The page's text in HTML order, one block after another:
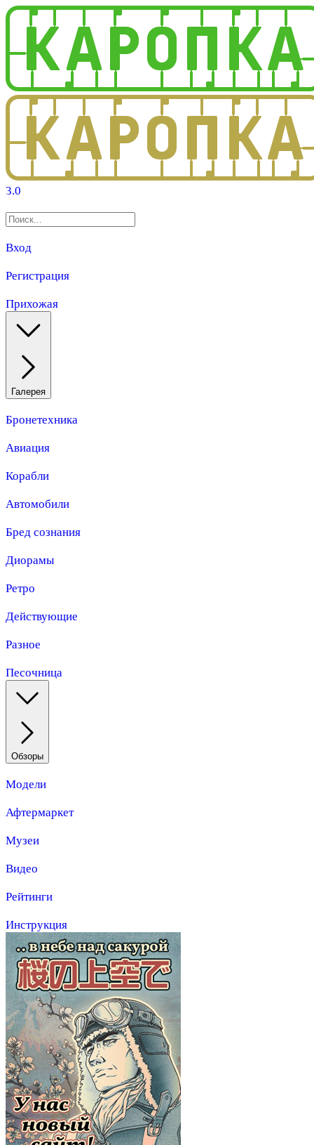
3.0
Вход
Регистрация
Прихожая
Галерея
Бронетехника
Авиация
Корабли
Автомобили
Бред сознания
Диорамы
Ретро
Действующие
Разное
Песочница
Обзоры
Модели
Афтермаркет
Музеи
Видео
Рейтинги
Инструкция